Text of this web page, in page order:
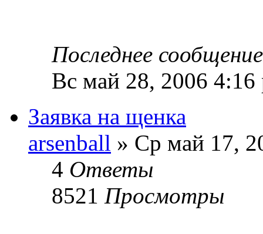
Последнее
Вс май 28, 2006 4:16
Заявка на щенка
arsenball » Ср май 17,
4 Ответы
8521 Просмотры